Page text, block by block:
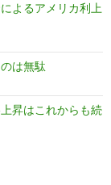
よるアメリカ利上
は無駄
昇はこれからも続